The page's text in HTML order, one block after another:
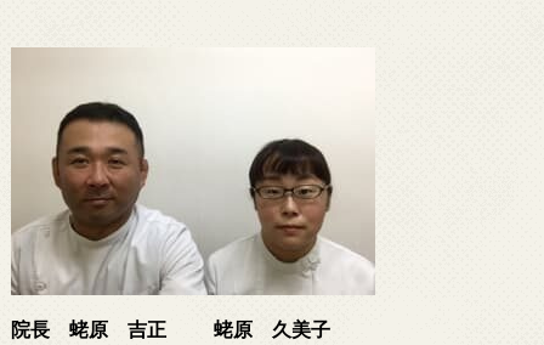
院長 蛯原 吉正 蛯原 久美子